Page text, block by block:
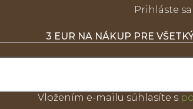
Prihláste
3 EUR NA NÁKUP PRE
Vložením e-mailu súhlasíte s